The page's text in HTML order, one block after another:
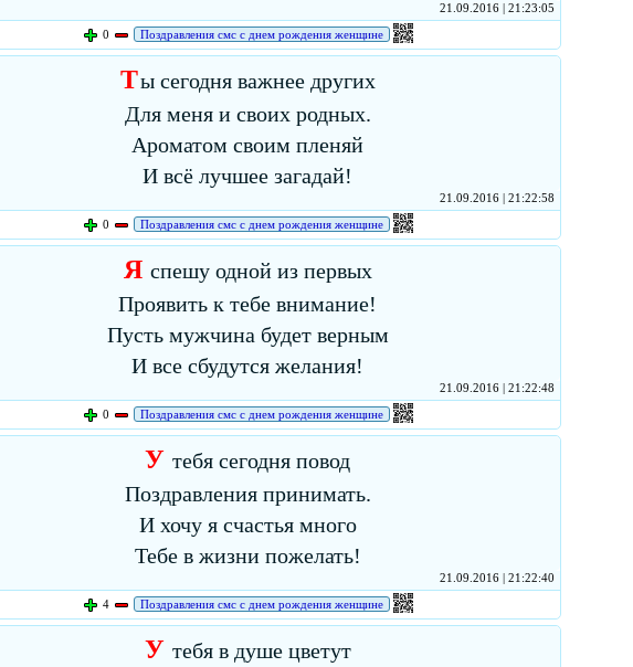
21.09.2016 | 21:23:05
0
Поздравления смс с днем рождения женщине
Ты сегодня важнее других
Для меня и своих родных.
Ароматом своим пленяй
И всё лучшее загадай!
21.09.2016 | 21:22:58
0
Поздравления смс с днем рождения женщине
Я спешу одной из первых
Проявить к тебе внимание!
Пусть мужчина будет верным
И все сбудутся желания!
21.09.2016 | 21:22:48
0
Поздравления смс с днем рождения женщине
У тебя сегодня повод
Поздравления принимать.
И хочу я счастья много
Тебе в жизни пожелать!
21.09.2016 | 21:22:40
4
Поздравления смс с днем рождения женщине
У тебя в душе цветут